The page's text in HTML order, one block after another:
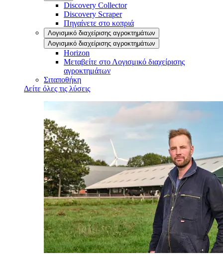
Discovery Collector
Discovery Scraper
Πηγαίνετε στο κοπριά
Λογισμικό διαχείρισης αγροκτημάτων
Λογισμικό διαχείρισης αγροκτημάτων
Horizon
Μεταβείτε στο Λογισμικό διαχείρισης
αγροκτημάτων
Σιταποθήκη
Δείτε όλες τις λύσεις